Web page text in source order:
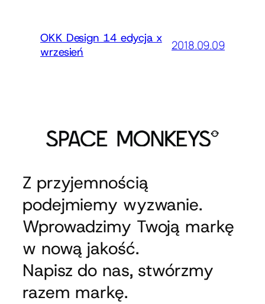
OKK Design 14 edycja x
wrzesień
2018.09.09
Z przyjemnością
podejmiemy wyzwanie.
Wprowadzimy Twoją markę
w nową jakość.
Napisz do nas, stwórzmy
razem markę.